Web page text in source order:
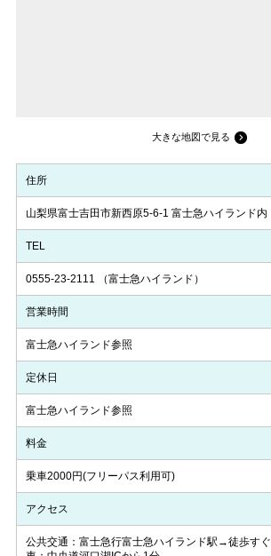
大きな地図で見る
住所
山梨県富士吉田市新西原5-6-1 富士急ハイランド内
TEL
0555-23-2111 （富士急ハイランド）
営業時間
富士急ハイランド参照
定休日
富士急ハイランド参照
料金
乗車2000円(フリーパス利用可)
アクセス
公共交通：富士急行富士急ハイランド駅→徒歩すぐ